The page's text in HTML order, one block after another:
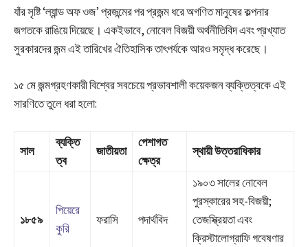
যাঁর সৃষ্টি ‘ল্যান্ড অফ ওজ’ প্রজন্মের পর প্রজন্ম ধরে অগণিত মানুষের কল্পনার
জগতকে রাঙিয়ে দিয়েছে। একইভাবে, নোবেল বিজয়ী অর্থনীতিবিদ এবং প্রখ্যাত
সুরকারদের জন্ম এই তারিখের ঐতিহাসিক তাৎপর্যকে আরও সমৃদ্ধ করেছে।
১৫ মে জন্মগ্রহণকারী বিশ্বের সবচেয়ে প্রভাবশালী কয়েকজন ব্যক্তিত্বকে এই
সারণিতে তুলে ধরা হলো:
সাল
ব্যক্তি
ত্ব
জাতীয়তা
পেশাগত
ক্ষেত্র
স্থায়ী উত্তরাধিকার
১৮৫৯
পিয়েরে
কুরি
ফরাসি পদার্থবিদ
১৯০৩ সালের নোবেল
পুরস্কারের সহ-বিজয়ী;
তেজস্ক্রিয়তা এবং
ক্রিস্টালোগ্রাফি গবেষণার